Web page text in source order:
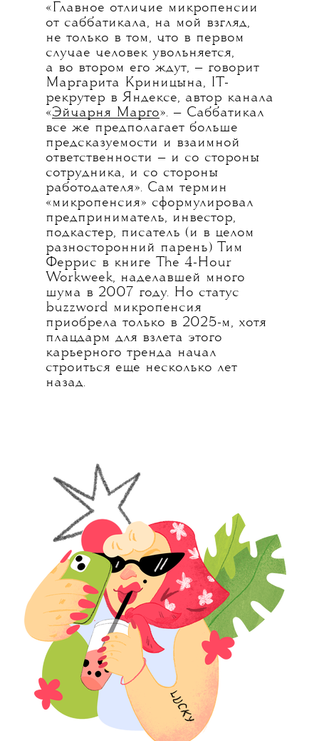
«Главное отличие микропенсии
от саббатикала, на мой взгляд,
не только в том, что в первом
случае человек увольняется,
а во втором его ждут, — говорит
Маргарита Криницына, IT-
рекрутер в Яндексе, автор канала
«Эйчарня Марго». — Саббатикал
все же предполагает больше
предсказуемости и взаимной
ответственности — и со стороны
сотрудника, и со стороны
работодателя». Сам термин
«микропенсия» сформулировал
предприниматель, инвестор,
подкастер, писатель (и в целом
разносторонний парень) Тим
Феррис в книге The 4-Hour
Workweek, наделавшей много
шума в 2007 году. Но статус
buzzword микропенсия
приобрела только в 2025-м, хотя
плацдарм для взлета этого
карьерного тренда начал
строиться еще несколько лет
назад.